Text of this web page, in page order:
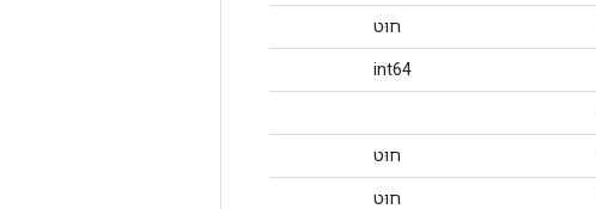
חוּט
int64
חוּט
חוּט